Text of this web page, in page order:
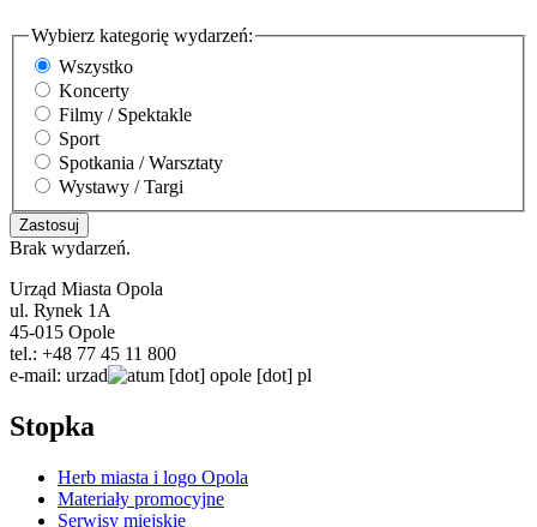
Wybierz kategorię wydarzeń:
Wszystko
Koncerty
Filmy / Spektakle
Sport
Spotkania / Warsztaty
Wystawy / Targi
Brak wydarzeń.
Urząd Miasta Opola
ul. Rynek 1A
45-015 Opole
tel.: +48 77 45 11 800
e-mail: urzad um [dot] opole [dot] pl
Stopka
Herb miasta i logo Opola
Materiały promocyjne
Serwisy miejskie